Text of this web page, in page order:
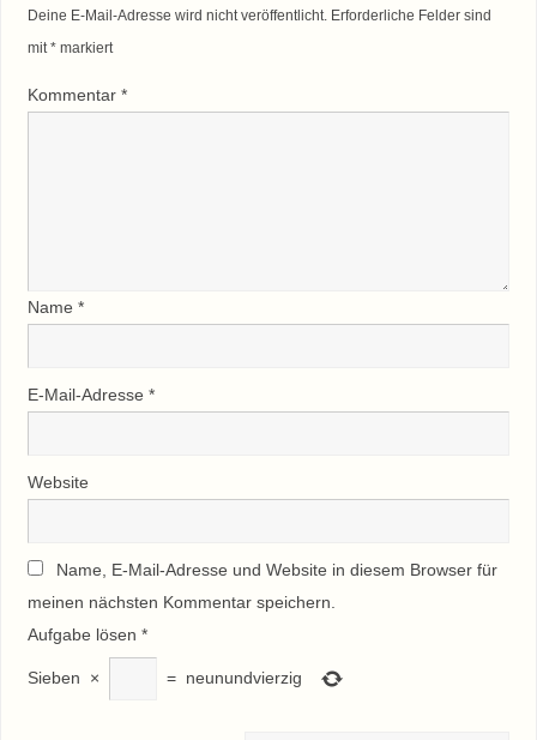
Deine E-Mail-Adresse wird nicht veröffentlicht. Erforderliche Felder sind
mit*markiert
Kommentar *
Name *
E-Mail-Adresse *
Website
Name, E-Mail-Adresse und Website in diesem Browser für
meinen nächsten Kommentar speichern.
Aufgabe lösen *
Sieben × = neunundvierzig